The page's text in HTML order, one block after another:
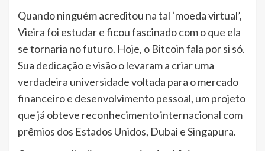
Quando ninguém acreditou na tal ‘moeda virtual’,
Vieira foi estudar e ficou fascinado com o que ela
se tornaria no futuro. Hoje, o Bitcoin fala por si só.
Sua dedicação e visão o levaram a criar uma
verdadeira universidade voltada para o mercado
financeiro e desenvolvimento pessoal, um projeto
que já obteve reconhecimento internacional com
prêmios dos Estados Unidos, Dubai e Singapura.